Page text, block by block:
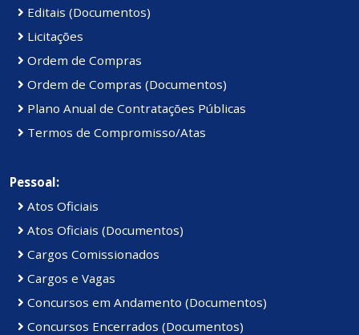
Editais (Documentos)
Licitações
Ordem de Compras
Ordem de Compras (Documentos)
Plano Anual de Contratações Públicas
Termos de Compromisso/Atas
Pessoal:
Atos Oficiais
Atos Oficiais (Documentos)
Cargos Comissionados
Cargos e Vagas
Concursos em Andamento (Documentos)
Concursos Encerrados (Documentos)